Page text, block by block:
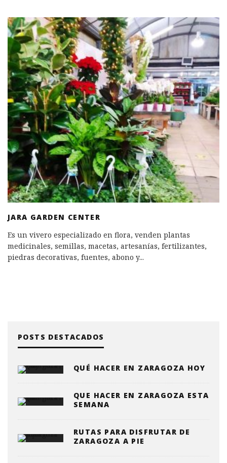
JARA GARDEN CENTER
Es un vivero especializado en flora, venden plantas
medicinales, semillas, macetas, artesanías, fertilizantes,
piedras decorativas, fuentes, abono y...
POSTS DESTACADOS
QUÉ HACER EN ZARAGOZA HOY
QUE HACER EN ZARAGOZA ESTA
SEMANA
RUTAS PARA DISFRUTAR DE
ZARAGOZA A PIE